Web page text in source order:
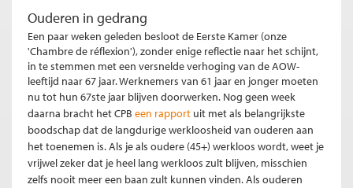
Ouderen in gedrang
Een paar weken geleden besloot de Eerste Kamer (onze
'Chambre de réflexion'), zonder enige reflectie naar het schijnt,
in te stemmen met een versnelde verhoging van de AOW-
leeftijd naar 67 jaar. Werknemers van 61 jaar en jonger moeten
nu tot hun 67ste jaar blijven doorwerken. Nog geen week
daarna bracht het CPB een rapport uit met als belangrijkste
boodschap dat de langdurige werkloosheid van ouderen aan
het toenemen is. Als je als oudere (45+) werkloos wordt, weet je
vrijwel zeker dat je heel lang werkloos zult blijven, misschien
zelfs nooit meer een baan zult kunnen vinden. Als ouderen